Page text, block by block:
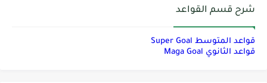
شرح قسم القواعد
قواعد المتوسط Super Goal
قواعد الثانوي Maga Goal